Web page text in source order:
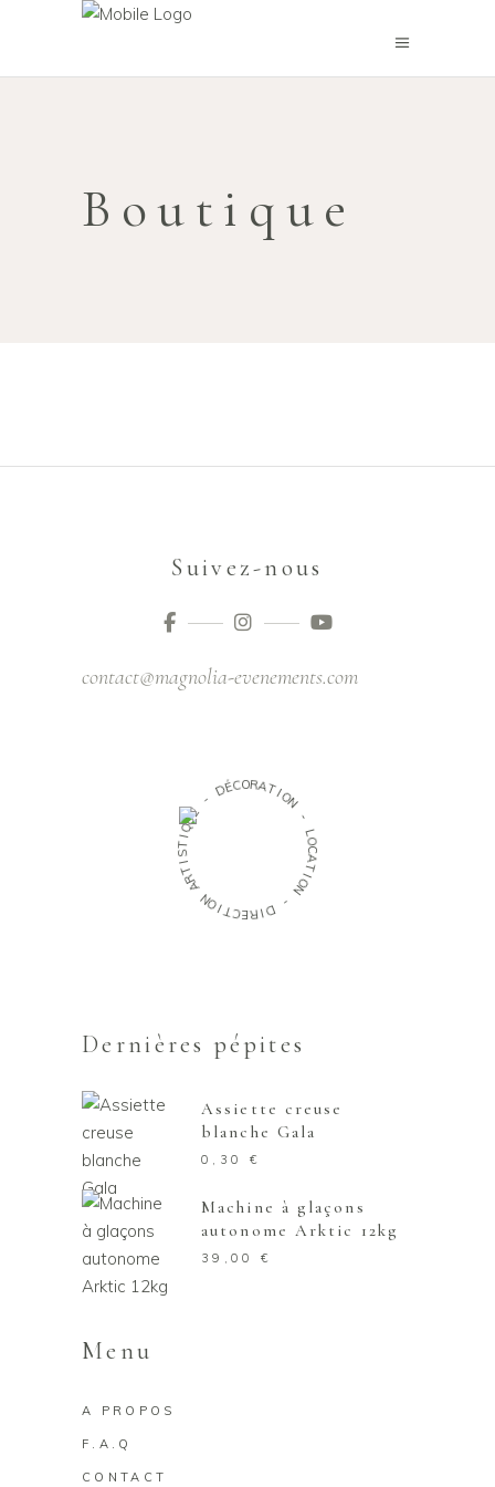
Boutique
Suivez-nous
contact@magnolia-evenements.com
DÉCORATIO
N
-
L
O
C
A
T
I
O
N
-
D
I
R
E
C
T
I
O
N
A
R
T
I
S
T
I
Q
U
E
-
Dernières pépites
Assiette creuse
blanche Gala
0,30 €
Machine à glaçons
autonome Arktic 12kg
39,00 €
Menu
A PROPOS
F.A.Q
CONTACT